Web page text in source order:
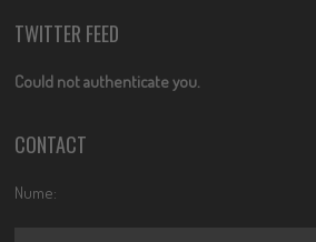
TWITTER FEED
Could not authenticate you.
CONTACT
Nume: